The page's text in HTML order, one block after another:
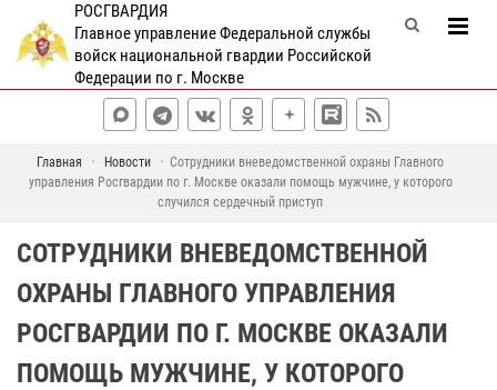
РОСГВАРДИЯ
Главное управление Федеральной службы
войск национальной гвардии Российской
Федерации по г. Москве
Главная Новости
Сотрудники вневедомственной охраны Главного
управления Росгвардии по г. Москве оказали помощь мужчине, у которого
случился сердечный приступ
СОТРУДНИКИ ВНЕВЕДОМСТВЕННОЙ
ОХРАНЫ ГЛАВНОГО УПРАВЛЕНИЯ
РОСГВАРДИИ ПО Г. МОСКВЕ ОКАЗАЛИ
ПОМОЩЬ МУЖЧИНЕ, У КОТОРОГО